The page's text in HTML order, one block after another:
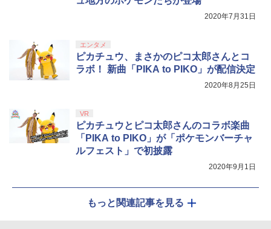
巾着＋メーカー特典:【坤と離】二振りの
剣、十翼より来たる！スタジオ描き下ろ
￥9,900
2020年7月31日
エンタメ
ピカチュウ、まさかのピコ太郎さんとコ
ラボ！ 新曲「PIKA to PIKO」が配信決定
2020年8月25日
VR
ピカチュウとピコ太郎さんのコラボ楽曲
「PIKA to PIKO」が「ポケモンバーチャ
ルフェスト」で初披露
2020年9月1日
もっと関連記事を見る